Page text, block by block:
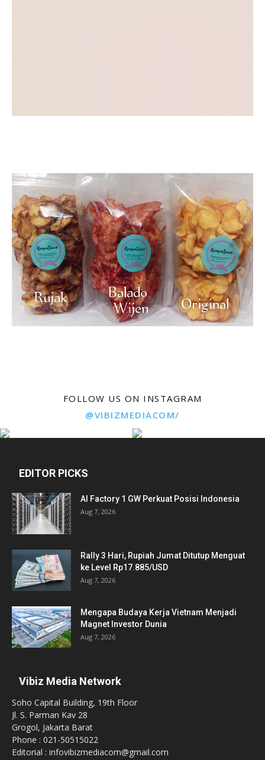
FOLLOW US ON INSTAGRAM
@VIBIZMEDIACOM/
EDITOR PICKS
AI Factory 1 GW Perkuat Posisi Indonesia
Aug 7, 2026
Rally 3 Hari, Rupiah Jumat Ditutup Menguat
ke Level Rp17.885/USD
Aug 7, 2026
Mengapa Budaya Kerja Vietnam Menjadi
Magnet Investor Dunia
Aug 7, 2026
Vibiz Media Network
Soho Capital Building, 19th Floor
Jl. S. Parman Kav 28
Grogol, Jakarta Barat
Phone : 021-50515022
Editorial : infovibizmediacom@gmail.com